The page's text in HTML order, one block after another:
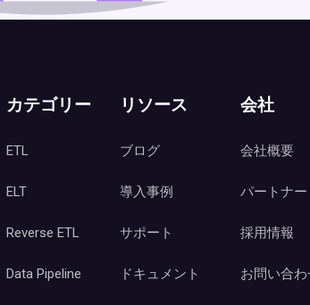
カテゴリー
ETL
ELT
Reverse ETL
Data Pipeline
リソース
ブログ
導入事例
サポート
ドキュメント
会社
会社概要
パートナー
採用情報
お問い合わ